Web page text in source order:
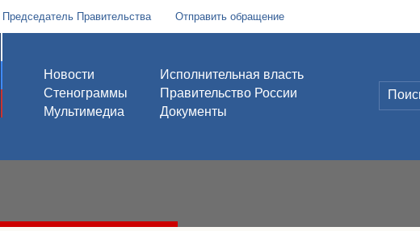
Председатель Правительства Отправить обращение
Новости
Стенограммы
Мультимедиа
Исполнительная власть
Правительство России
Документы